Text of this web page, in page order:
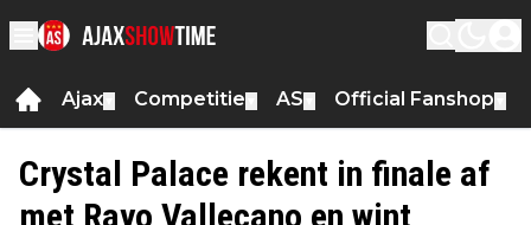
Ajax Competitie AS Official Fanshop
Crystal Palace rekent in finale af
met Rayo Vallecano en wint